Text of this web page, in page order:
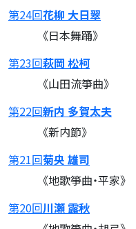
第24回花柳 大日翠
《日本舞踊》
第23回萩岡 松柯
《山田流箏曲》
第22回新内 多賀太夫
《新内節》
第21回菊央 雄司
《地歌箏曲・平家》
第20回川瀬 露秋